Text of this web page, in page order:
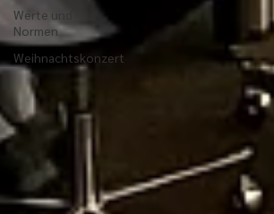
Werte und
Normen
Weihnachtskonzert